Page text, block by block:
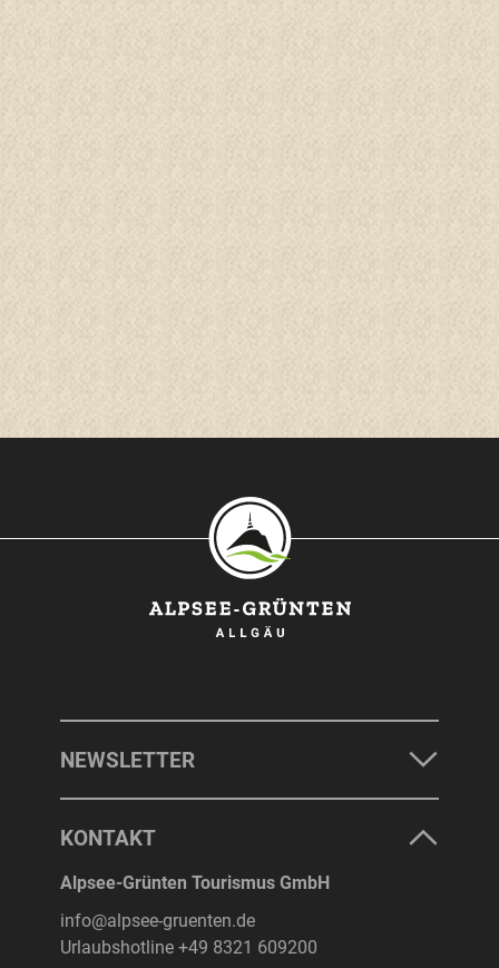
NEWSLETTER
KONTAKT
Alpsee-Grünten Tourismus GmbH
info@alpsee-gruenten.de
Urlaubshotline +49 8321 609200